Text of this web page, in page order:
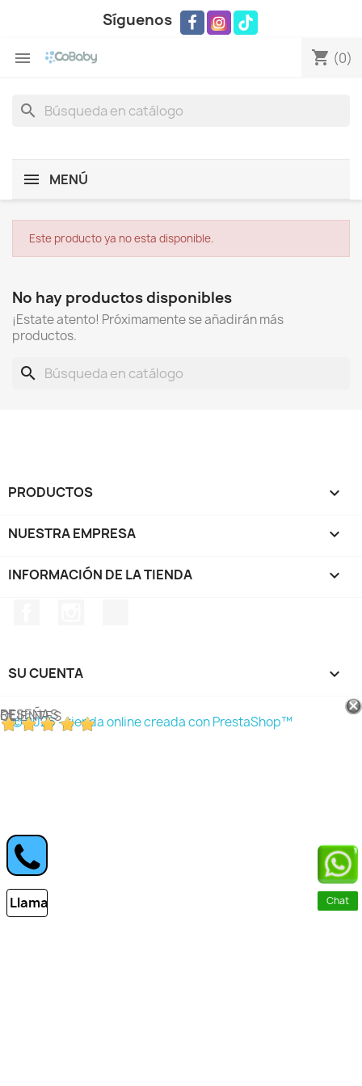
Síguenos
 shopping_cart (0)
search
MENÚ
Este producto ya no esta disponible.
No hay productos disponibles
¡Estate atento! Próximamente se añadirán más
productos.
search
PRODUCTOS 
NUESTRA EMPRESA 
INFORMACIÓN DE LA TIENDA keyboard_arrow_down
Chat
Llamar
SU CUENTA 
RESEÑAS DE CLIENTES
© 2026 - tienda online creada con PrestaShop™